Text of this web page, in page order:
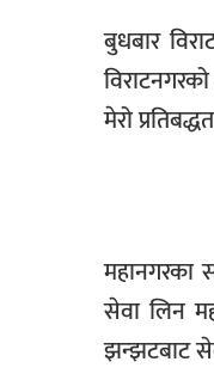
बुधबार
मेरो
महानगरका
सेवा लिन
झन्झटबाट